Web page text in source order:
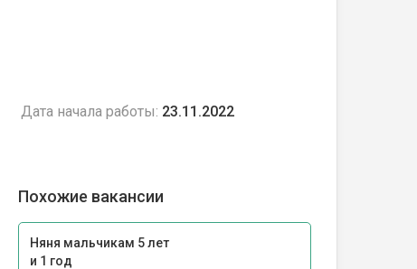
Дата начала работы: 23.11.2022
Похожие вакансии
Няня мальчикам 5 лет
и 1 год